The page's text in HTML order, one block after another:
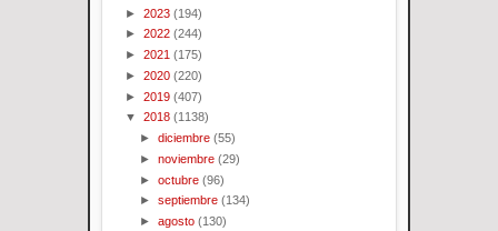
► 2023 (194)
► 2022 (244)
► 2021 (175)
► 2020 (220)
► 2019 (407)
▼ 2018 (1138)
►diciembre (55)
►noviembre (29)
►octubre (96)
►septiembre (134)
►agosto (130)